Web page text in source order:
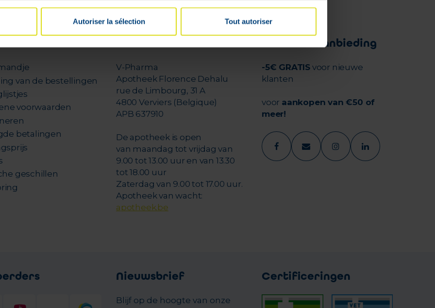
Autoriser la sélection Tout autoriser
van de bestellingen
voorwaarden
betalingen
geschillen
V-Pharma
Apotheek Florence Dehalu
rue de Limbourg, 31 A
4800 Verviers (Belgique)
APB 637910
De apotheek is open
van maandag tot vrijdag van
9.00 tot 13.00 uur en van 13.30
tot 18.00 uur
Zaterdag van 9.00 tot 17.00 uur.
Apotheek van wacht:
apotheek.be
Welkomstaanbieding
-5€ GRATIS voor nieuwe
klanten
voor aankopen van €50 of
meer!
Nieuwsbrief
Blijf op de hoogte van onze
Certificeringen